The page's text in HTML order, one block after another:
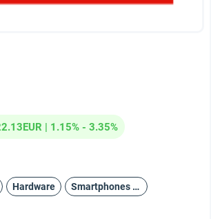
| 1.15% - 3.35%
Hardware Smartphones und Zubehör